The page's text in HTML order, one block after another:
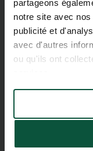
partageons
notre site avec
publicité et
avec d'autres
ou qu'ils ont